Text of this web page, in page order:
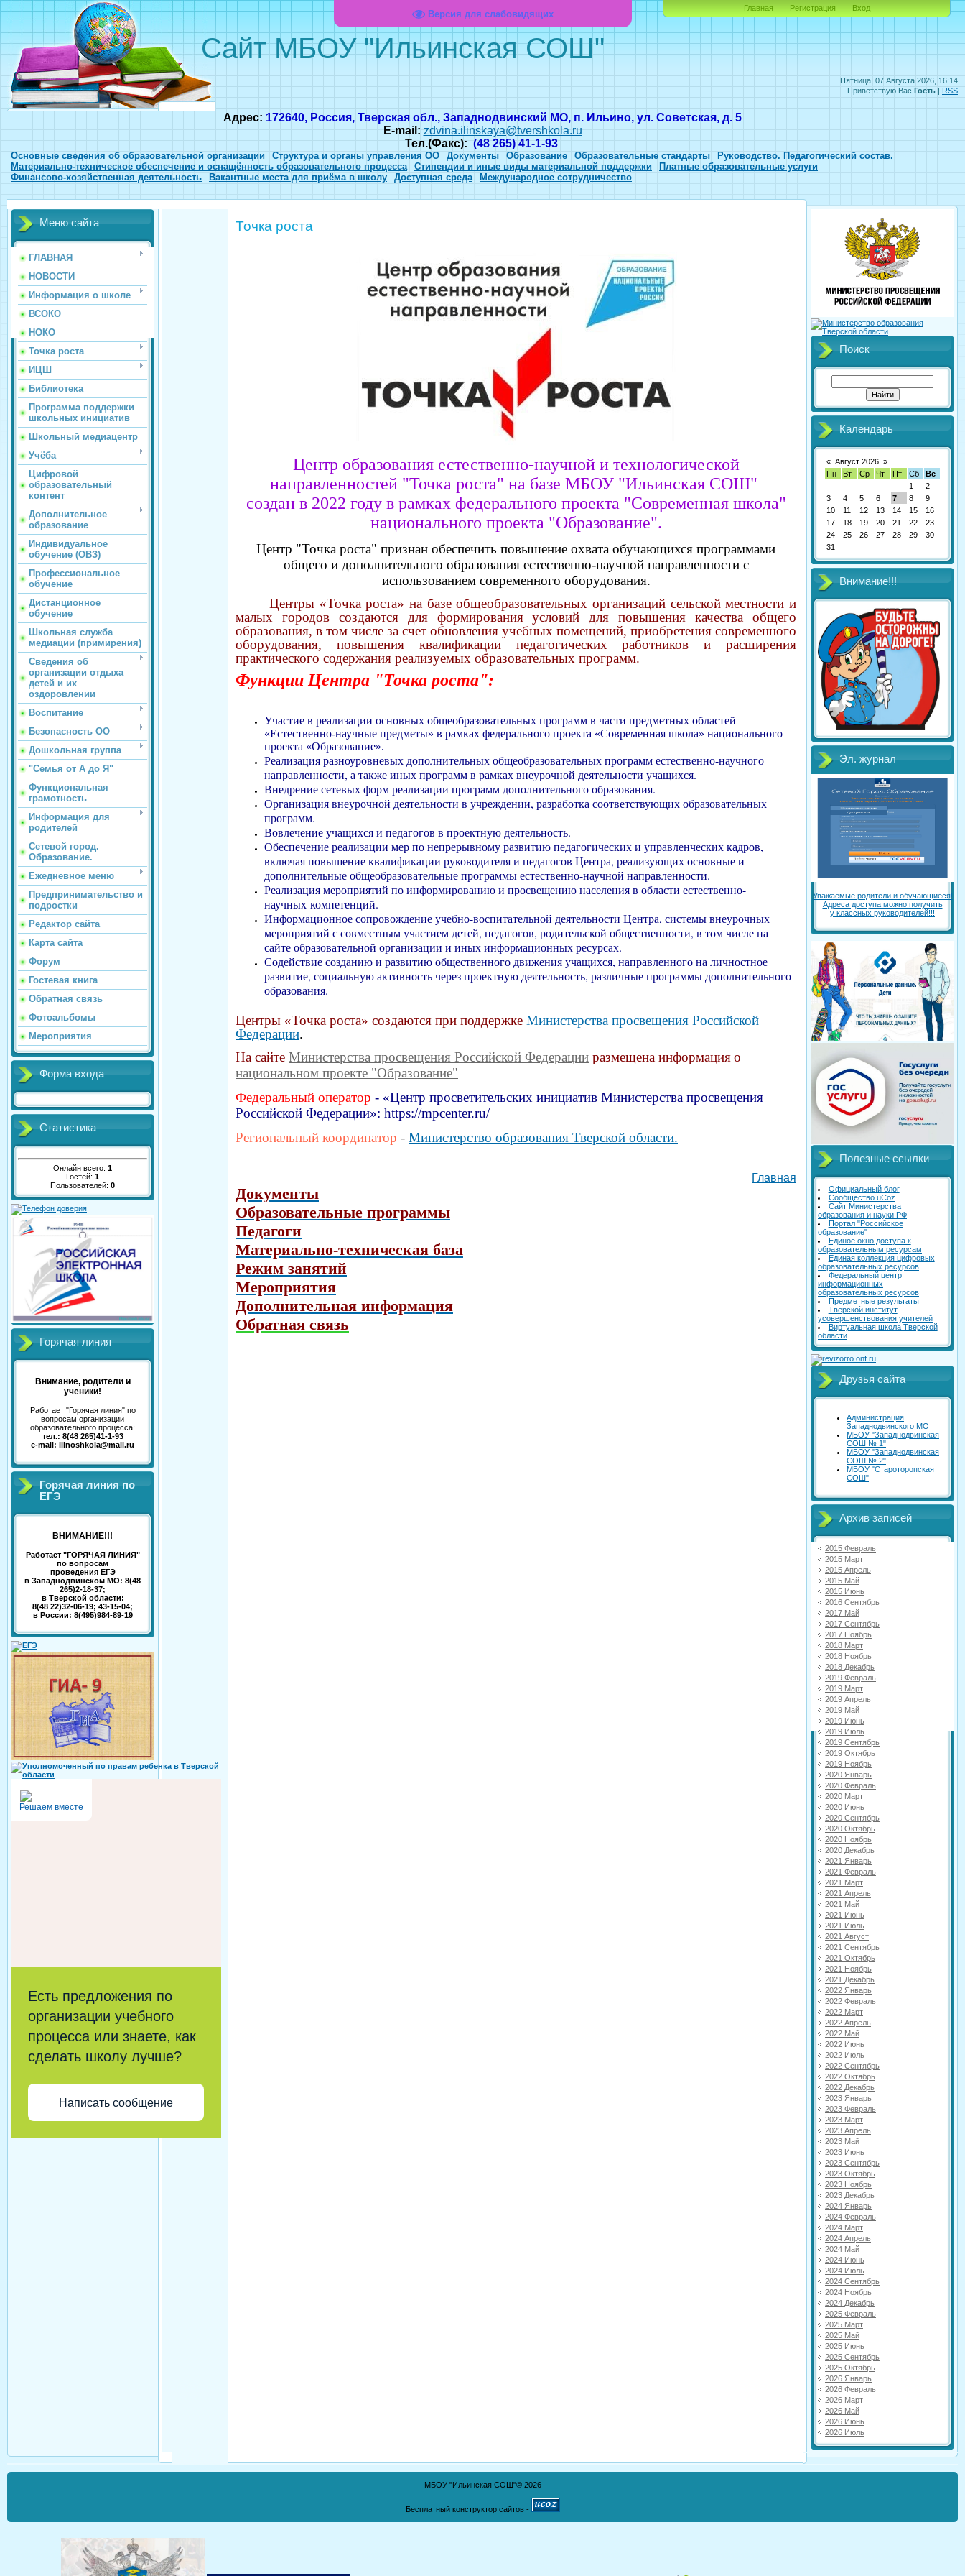
Версия для слабовидящих
Пятница, 07 Августа 2026, 16:14
Приветствую Вас Гость | RSS
Сайт МБОУ "Ильинская СОШ"
Главная Регистрация Вход
Адрес: 172640, Россия, Тверская обл., Западнодвинский МО, п. Ильино, ул. Советская, д. 5
E-mail: zdvina.ilinskaya@tvershkola.ru
Тел.(Факс): (48 265) 41-1-93
Основные сведения об образовательной организации Структура и органы управления ОО Документы Образование Образовательные стандарты
Руководство. Педагогический состав.
Материально-техническое обеспечение и оснащённость образовательного процесса
Стипендии и иные виды материальной поддержки
Платные образовательные услуги
Финансово-хозяйственная деятельность
Вакантные места для приёма в школу Доступная среда Международное сотрудничество
Меню сайта
ГЛАВНАЯ
НОВОСТИ
Информация о школе
ВСОКО
НОКО
Точка роста
ИЦШ
Библиотека
Программа поддержки
школьных инициатив
Школьный медиацентр
Учёба
Цифровой
образовательный
контент
Дополнительное
образование
Индивидуальное
обучение (ОВЗ)
Профессиональное
обучение
Дистанционное
обучение
Школьная служба
медиации (примирения)
Сведения об
организации отдыха
детей и их
оздоровлении
Воспитание
Безопасность ОО
Дошкольная группа
"Семья от А до Я"
Функциональная
грамотность
Информация для
родителей
Сетевой город.
Образование.
Ежедневное меню
Предпринимательство и
подростки
Редактор сайта
Карта сайта
Форум
Гостевая книга
Обратная связь
Фотоальбомы
Мероприятия
Форма входа
Статистика
Онлайн всего: 1
Гостей: 1
Пользователей: 0
Горячая линия
Внимание, родители и
ученики!
Работает "Горячая линия" по
вопросам организации
образовательного процесса:
тел.: 8(48 265)41-1-93
e-mail: ilinoshkola@mail.ru
Горячая линия по
ЕГЭ
ВНИМАНИЕ!!!
Работает "ГОРЯЧАЯ ЛИНИЯ"
по вопросам
проведения ЕГЭ
в Западнодвинском МО: 8(48
265)2-18-37;
в Тверской области:
8(48 22)32-06-19; 43-15-04;
в России: 8(495)984-89-19
Решаем вместе
Есть предложения по
организации учебного
процесса или знаете, как
сделать школу лучше?
Написать сообщение
Точка роста
Центр образования естественно-научной и технологической
направленностей "Точка роста" на базе МБОУ "Ильинская СОШ"
создан в 2022 году в рамках федерального проекта "Современная школа"
национального проекта "Образование".
Центр "Точка роста" признан обеспечить повышение охвата обучающихся программами
общего и дополнительного образования естественно-научной направленности с
использованием современного оборудования.
Центры «Точка роста» на базе общеобразовательных организаций сельской местности и
малых городов создаются для формирования условий для повышения качества общего
образования, в том числе за счет обновления учебных помещений, приобретения современного
оборудования, повышения квалификации педагогических работников и расширения
практического содержания реализуемых образовательных программ.
Функции Центра "Точка роста":
Участие в реализации основных общеобразовательных программ в части предметных областей
«Естественно-научные предметы» в рамках федерального проекта «Современная школа» национального
проекта «Образование».
Реализация разноуровневых дополнительных общеобразовательных программ естественно-научного
направленности, а также иных программ в рамках внеурочной деятельности учащихся.
Внедрение сетевых форм реализации программ дополнительного образования.
Организация внеурочной деятельности в учреждении, разработка соответствующих образовательных
программ.
Вовлечение учащихся и педагогов в проектную деятельность.
Обеспечение реализации мер по непрерывному развитию педагогических и управленческих кадров,
включая повышение квалификации руководителя и педагогов Центра, реализующих основные и
дополнительные общеобразовательные программы естественно-научной направленности.
Реализация мероприятий по информированию и просвещению населения в области естественно-
научных компетенций.
Информационное сопровождение учебно-воспитательной деятельности Центра, системы внеурочных
мероприятий с совместным участием детей, педагогов, родительской общественности, в том числе на
сайте образовательной организации и иных информационных ресурсах.
Содействие созданию и развитию общественного движения учащихся, направленного на личностное
развитие, социальную активность через проектную деятельность, различные программы дополнительного
образования.
Центры «Точка роста» создаются при поддержке Министерства просвещения Российской
Федерации.
На сайте Министерства просвещения Российской Федерации размещена информацияо
национальном проекте "Образование"
Федеральный оператор - «Центр просветительских инициатив Министерства просвещения
Российской Федерации»: https://mpcenter.ru/
Региональный координатор - Министерство образования Тверской области.
Главная
Документы
Образовательные программы
Педагоги
Материально-техническая база
Режим занятий
Мероприятия
Дополнительная информация
Обратная связь
Поиск
Календарь
« Август 2026 »
Пн
Вт Ср Чт Пт Сб
Вс
1
2
3
4 5 6 7 8
9
10
11 12 13 14 15
16
17
18 19 20 21 22
23
24
25 26 27 28 29
30
31
Внимание!!!
Эл. журнал
Уважаемые родители и обучающиеся!
Адреса доступа можно получить
у классных руководителей!!!
Полезные ссылки
Официальный блог
Сообщество uCoz
Сайт Министерства
образования и науки РФ
Портал "Российское
образование"
Единое окно доступа к
образовательным ресурсам
Единая коллекция цифровых
образовательных ресурсов
Федеральный центр
информационных
образовательных ресурсов
Предметные результаты
Тверской институт
усовершенствования учителей
Виртуальная школа Тверской
области
Друзья сайта
Администрация
Западнодвинского МО
МБОУ "Западнодвинская
СОШ № 1"
МБОУ "Западнодвинская
СОШ № 2"
МБОУ "Староторопская
СОШ"
Архив записей
2015 Февраль
2015 Март
2015 Апрель
2015 Май
2015 Июнь
2016 Сентябрь
2017 Май
2017 Сентябрь
2017 Ноябрь
2018 Март
2018 Ноябрь
2018 Декабрь
2019 Февраль
2019 Март
2019 Апрель
2019 Май
2019 Июнь
2019 Июль
2019 Сентябрь
2019 Октябрь
2019 Ноябрь
2020 Январь
2020 Февраль
2020 Март
2020 Июнь
2020 Сентябрь
2020 Октябрь
2020 Ноябрь
2020 Декабрь
2021 Январь
2021 Февраль
2021 Март
2021 Апрель
2021 Май
2021 Июнь
2021 Июль
2021 Август
2021 Сентябрь
2021 Октябрь
2021 Ноябрь
2021 Декабрь
2022 Январь
2022 Февраль
2022 Март
2022 Апрель
2022 Май
2022 Июнь
2022 Июль
2022 Сентябрь
2022 Октябрь
2022 Декабрь
2023 Январь
2023 Февраль
2023 Март
2023 Апрель
2023 Май
2023 Июнь
2023 Сентябрь
2023 Октябрь
2023 Ноябрь
2023 Декабрь
2024 Январь
2024 Февраль
2024 Март
2024 Апрель
2024 Май
2024 Июнь
2024 Июль
2024 Сентябрь
2024 Ноябрь
2024 Декабрь
2025 Февраль
2025 Март
2025 Май
2025 Июнь
2025 Сентябрь
2025 Октябрь
2026 Январь
2026 Февраль
2026 Март
2026 Май
2026 Июнь
2026 Июль
МБОУ "Ильинская СОШ"© 2026
Бесплатный конструктор сайтов -